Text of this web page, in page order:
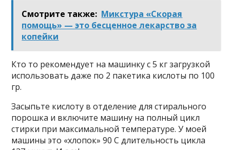
Смотрите также: Микстура «Скорая
помощь» — это бесценное лекарство за
копейки
Кто то рекомендует на машинку с 5 кг загрузкой
использовать даже по 2 пакетика кислоты по 100
гр.
Засыпьте кислоту в отделение для стирального
порошка и включите машину на полный цикл
стирки при максимальной температуре. У моей
машины это «хлопок» 90 С длительность цикла